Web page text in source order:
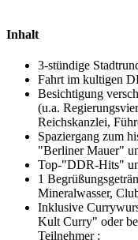
Inhalt
3-stündige
Fahrt im kultigen
Besichtigung
(u.a.
Reichskanzlei,
Spaziergang zum
"Berliner Mauer"
Top-"DDR-Hits"
1
Mineralwasser,
Inklusive
Kult Curry" oder
Teilnehmer :